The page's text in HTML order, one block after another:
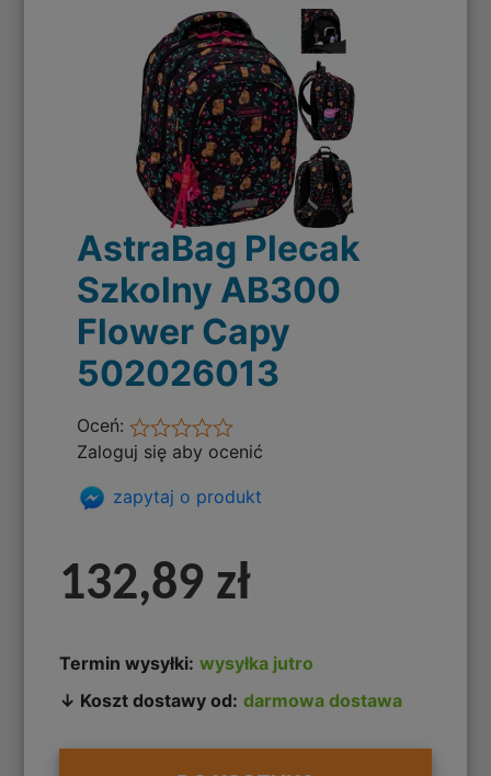
AstraBag Plecak
Szkolny AB300
Flower Capy
502026013
Oceń:
Zaloguj się aby ocenić
zapytaj o produkt
132,89 zł
Termin wysyłki: wysyłka jutro
↓ Koszt dostawy od: darmowa dostawa